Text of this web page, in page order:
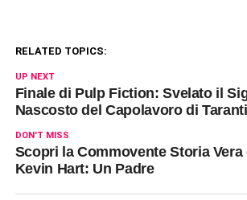
RELATED TOPICS:
UP NEXT
Finale di Pulp Fiction: Svelato il
Nascosto del Capolavoro di
DON'T MISS
Scopri la Commovente Storia
Kevin Hart: Un Padre